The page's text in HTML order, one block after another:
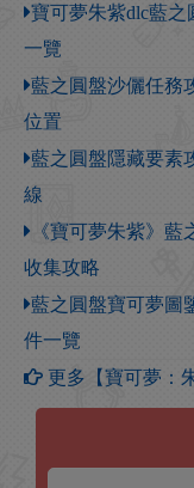
寶可夢朱紫dlc藍
一覽
藍之圓盤沙儷任務
位置
藍之圓盤隱藏要素
線
《寶可夢朱紫》
收集攻略
藍之圓盤寶可夢圖
件一覽
更多【寶可夢：